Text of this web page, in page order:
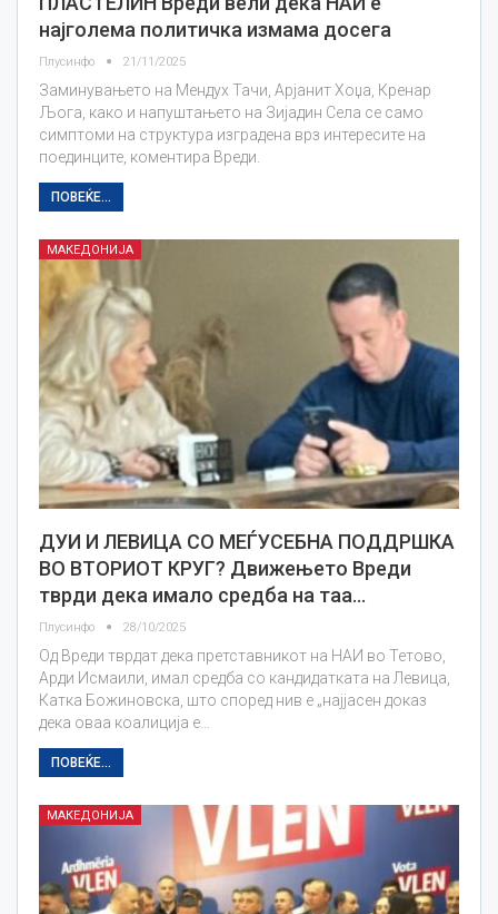
најголема политичка измама досега
Плусинфо 21/11/2025
Заминувањето на Мендух Тачи, Арјанит Хоџа, Кренар
Љога, како и напуштањето на Зијадин Села се само
симптоми на структура изградена врз интересите на
поединците, коментира Вреди.
ПОВЕЌЕ...
МАКЕДОНИЈА
ДУИ И ЛЕВИЦА СО МЕЃУСЕБНА ПОДДРШКА
ВО ВТОРИОТ КРУГ? Движењето Вреди
тврди дека имало средба на таа…
Плусинфо 28/10/2025
Од Вреди тврдат дека претставникот на НАИ во Тетово,
Арди Исмаили, имал средба со кандидатката на Левица,
Катка Божиновска, што според нив е „најјасен доказ
дека оваа коалиција е…
ПОВЕЌЕ...
МАКЕДОНИЈА